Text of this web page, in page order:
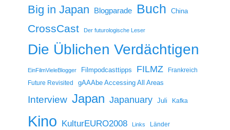
Big in Japan Blogparade Buch China
CrossCast Der futurologische Leser
Die Üblichen Verdächtigen
EinFilmVieleBlogger Filmpodcasttipps FILMZ
Frankreich
Future Revisited
gAAAbe Accessing All Areas
Interview Japan Japanuary Juli Kafka
Kino KulturEURO2008 Links Länder